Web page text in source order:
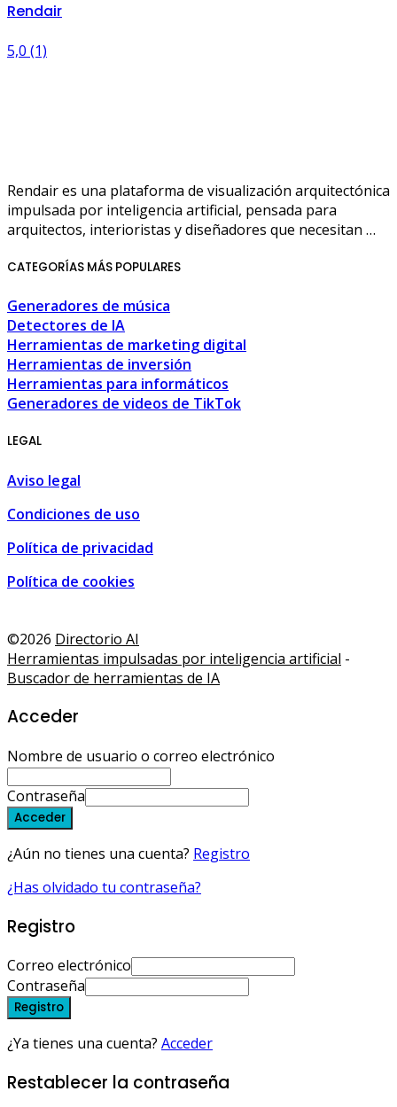
Rendair
5,0 (1)
Rendair es una plataforma de visualización arquitectónica
impulsada por inteligencia artificial, pensada para
arquitectos, interioristas y diseñadores que necesitan …
CATEGORÍAS MÁS POPULARES
Generadores de música
Detectores de IA
Herramientas de marketing digital
Herramientas de inversión
Herramientas para informáticos
Generadores de videos de TikTok
LEGAL
Aviso legal
Condiciones de uso
Política de privacidad
Política de cookies
©2026 Directorio AI
Herramientas impulsadas por inteligencia artificial -
Buscador de herramientas de IA
Acceder
Nombre de usuario o correo electrónico
Contraseña
Acceder
¿Aún no tienes una cuenta? Registro
¿Has olvidado tu contraseña?
Registro
Correo electrónico
Contraseña
Registro
¿Ya tienes una cuenta? Acceder
Restablecer la contraseña